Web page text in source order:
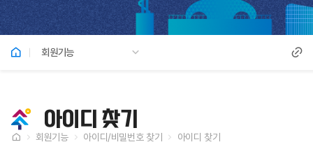
회원기능
아이디 찾기
회원기능 아이디/비밀번호 찾기 아이디 찾기